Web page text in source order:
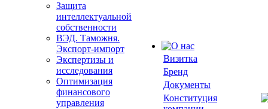
Защита
интеллектуальной
собственности
ВЭД. Таможня.
Экспорт-импорт
Экспертизы и
исследования
Оптимизация
финансового
управления
Визитка
Бренд
Документы
Конституция